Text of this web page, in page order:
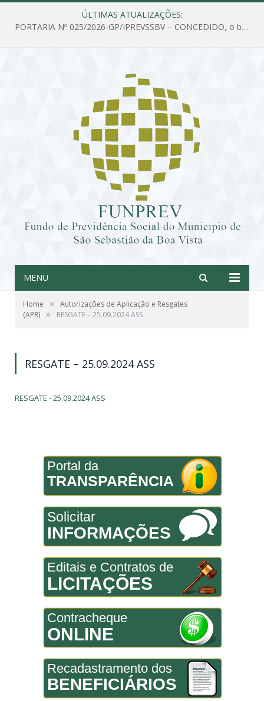
ÚLTIMAS ATUALIZAÇÕES:
PORTARIA Nº 025/2026-GP/IPREVSSBV – CONCEDIDO, o benefício de PENSÃO a MARIA ESTELA DOS SANTOS SOUZA
MENU
Home »
Autorizações de Aplicação e Resgates
(APR) » RESGATE – 25.09.2024 ASS
RESGATE – 25.09.2024 ASS
RESGATE - 25.09.2024 ASS
Portal da
TRANSPARÊNCIA
Solicitar
INFORMAÇÕES
Editais e Contratos de
LICITAÇÕES
Contracheque
ONLINE
Recadastramento dos
BENEFICIÁRIOS